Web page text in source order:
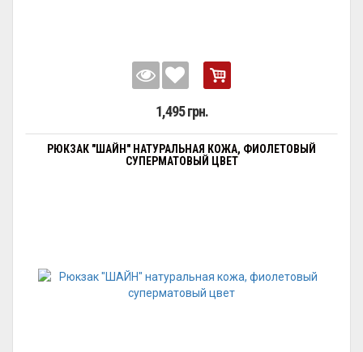
1,495 грн.
РЮКЗАК "ШАЙН" НАТУРАЛЬНАЯ КОЖА, ФИОЛЕТОВЫЙ
СУПЕРМАТОВЫЙ ЦВЕТ